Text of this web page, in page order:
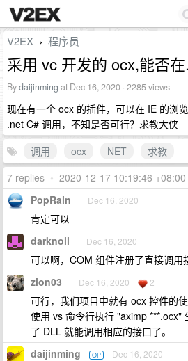
V2EX › 程序员
采用 vc 开发的 ocx,能否
Bydaijinming at Dec 16, 2020 · 2285 views
现在有一个 ocx 的插件，可以在 IE 的浏
.net C# 调用，不知是否可行？求教大侠
调用
ocx NET
求教
7 replies • 2020-12-17 10:19:46 +08:00
PopRain Dec 16, 2020
肯定可以
darknoll Dec 16, 2020
可以啊，COM 组件注册了直接调用
zion03 Dec 16, 2020 2
可行，我们项目中就有 ocx 控件的使
使用 vs 命令行执行 "aximp ***.ocx"
了 DLL 就能调用相应的接口了。
daijinming OP Dec 16, 2020